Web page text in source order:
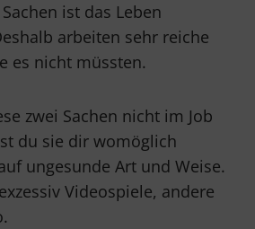
ist das Leben
arbeiten sehr reiche
es nicht müssten.
zwei Sachen nicht im Job
du sie dir womöglich
ungesunde Art und Weise.
Videospiele, andere